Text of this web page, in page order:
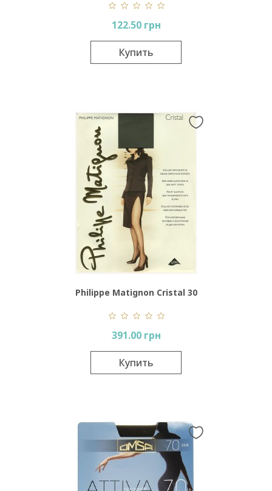
122.50 грн
Купить
Philippe Matignon Cristal 30
Den
391.00 грн
Купить